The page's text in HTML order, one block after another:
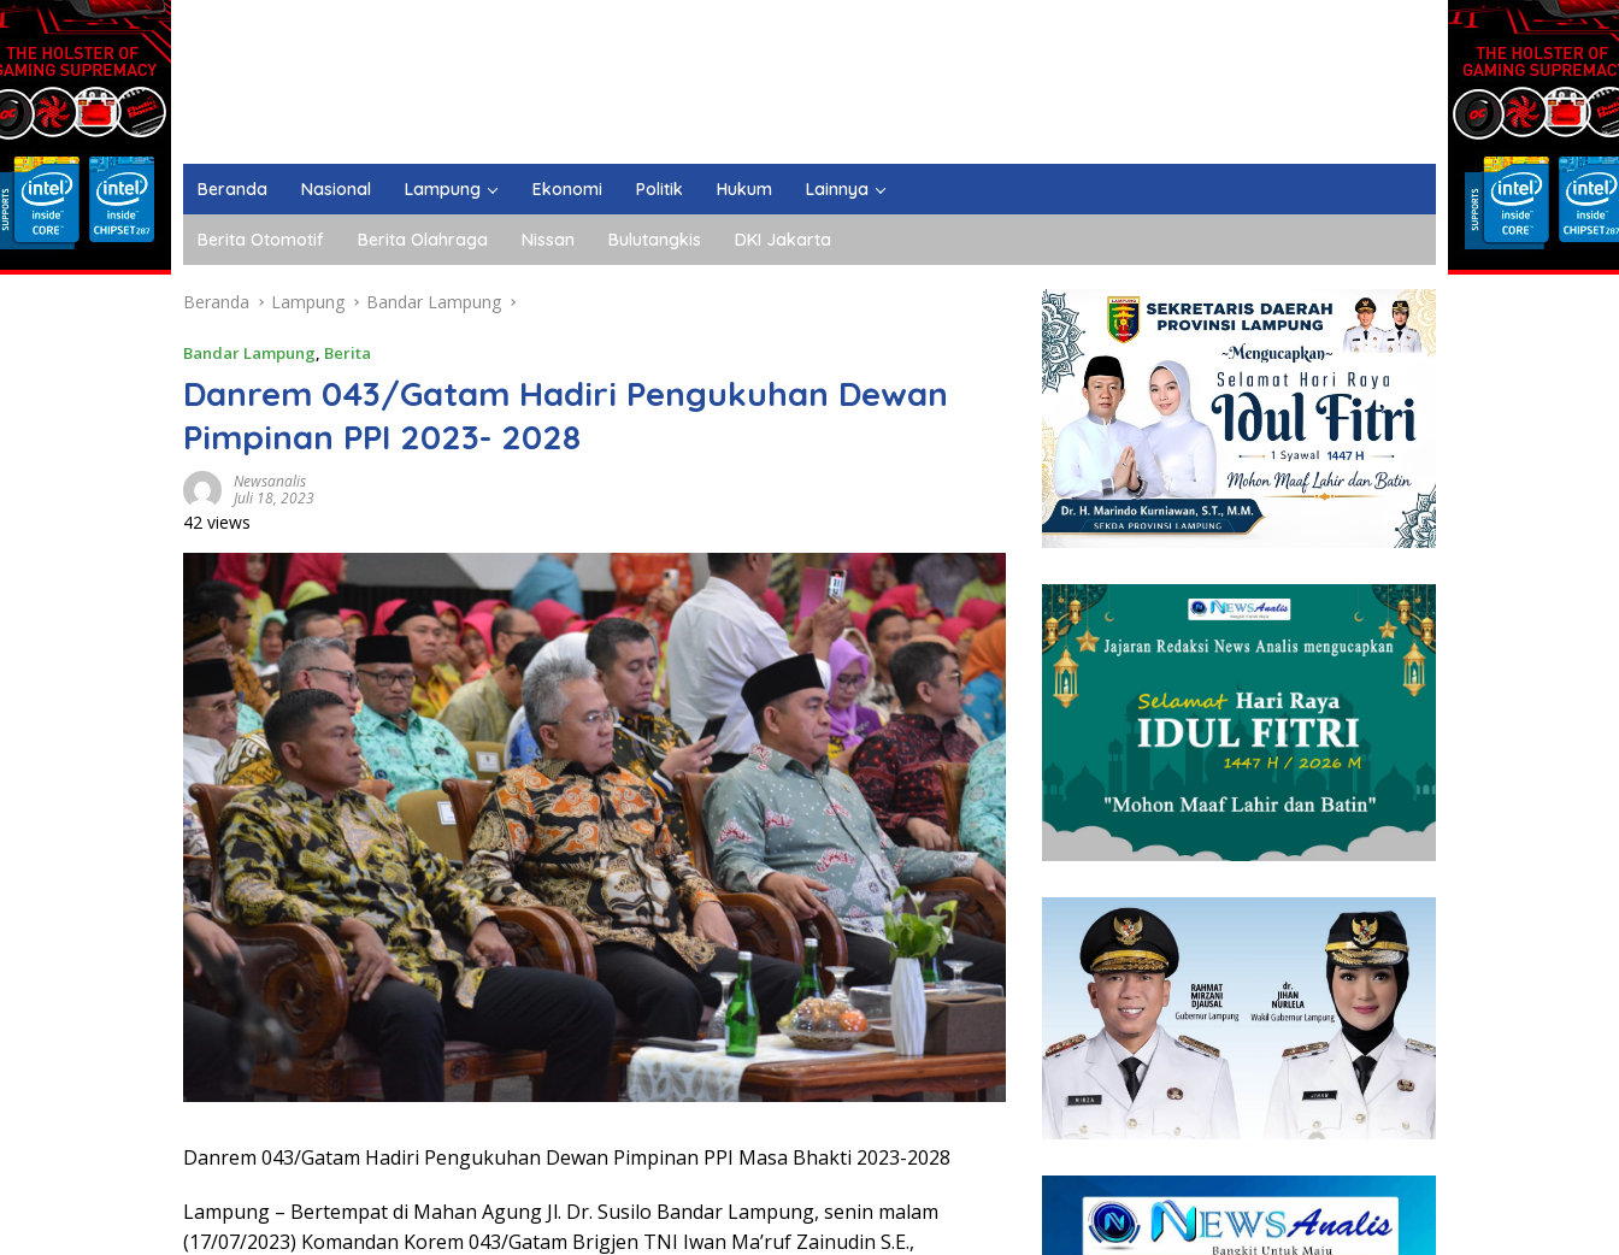
Beranda Nasional Lampung Ekonomi Politik Hukum Lainnya
Berita Otomotif Berita Olahraga Nissan Bulutangkis DKI Jakarta
Beranda Lampung Bandar Lampung
Bandar Lampung, Berita
Danrem 043/Gatam Hadiri Pengukuhan Dewan
Pimpinan PPI 2023- 2028
Newsanalis
Juli 18, 2023
42 views
Danrem 043/Gatam Hadiri Pengukuhan Dewan Pimpinan PPI Masa Bhakti 2023-2028
Lampung – Bertempat di Mahan Agung Jl. Dr. Susilo Bandar Lampung, senin malam
(17/07/2023) Komandan Korem 043/Gatam Brigjen TNI Iwan Ma’ruf Zainudin S.E.,